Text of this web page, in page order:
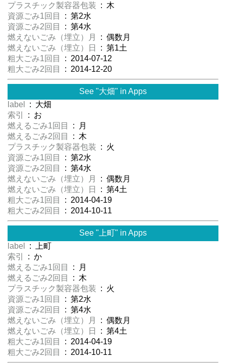
プラスチック製容器包装 : 木
資源ごみ1回目
: 第2水
資源ごみ2回目
: 第4水
燃えないごみ（埋立）月
: 偶数月
燃えないごみ（埋立）日
: 第1土
粗大ごみ1回目
: 2014-07-12
粗大ごみ2回目
: 2014-12-20
See "大畑" in Apps
label
: 大畑
索引
: お
燃えるごみ1回目
: 月
燃えるごみ2回目
: 木
プラスチック製容器包装 : 火
資源ごみ1回目
: 第2水
資源ごみ2回目
: 第4水
燃えないごみ（埋立）月
: 偶数月
燃えないごみ（埋立）日
: 第4土
粗大ごみ1回目
: 2014-04-19
粗大ごみ2回目
: 2014-10-11
See "上町" in Apps
label
: 上町
索引
: か
燃えるごみ1回目
: 月
燃えるごみ2回目
: 木
プラスチック製容器包装 : 火
資源ごみ1回目
: 第2水
資源ごみ2回目
: 第4水
燃えないごみ（埋立）月
: 偶数月
燃えないごみ（埋立）日
: 第4土
粗大ごみ1回目
: 2014-04-19
粗大ごみ2回目
: 2014-10-11